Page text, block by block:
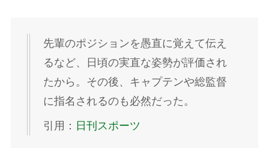
先輩のポジションを愚直に覚えて伝え
るなど、日頃の実直な姿勢が評価され
たから。その後、キャプテンや総監督
に指名されるのも必然だった。
引用： 日刊スポーツ